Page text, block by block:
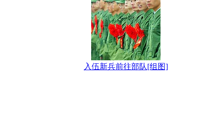
入伍新兵前往部队[组图]